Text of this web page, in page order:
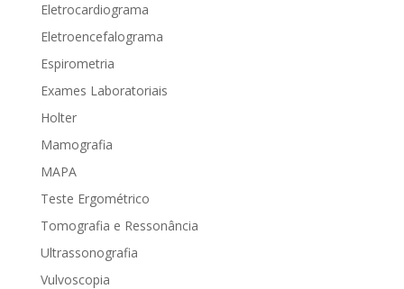
Eletrocardiograma
Eletroencefalograma
Espirometria
Exames Laboratoriais
Holter
Mamografia
MAPA
Teste Ergométrico
Tomografia e Ressonância
Ultrassonografia
Vulvoscopia